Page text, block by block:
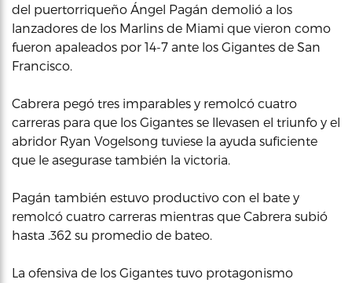
del puertorriqueño Ángel Pagán demolió a los
lanzadores de los Marlins de Miami que vieron como
fueron apaleados por 14-7 ante los Gigantes de San
Francisco.
Cabrera pegó tres imparables y remolcó cuatro
carreras para que los Gigantes se llevasen el triunfo y el
abridor Ryan Vogelsong tuviese la ayuda suficiente
que le asegurase también la victoria.
Pagán también estuvo productivo con el bate y
remolcó cuatro carreras mientras que Cabrera subió
hasta .362 su promedio de bateo.
La ofensiva de los Gigantes tuvo protagonismo